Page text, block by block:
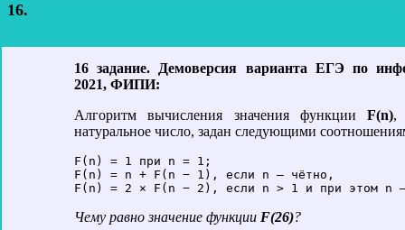
16.
16 задание. Демоверсия варианта ЕГЭ по
2021, ФИПИ:
Алгоритм вычисления значения функции F(n),
натуральное число, задан следующими
F(n) = 1 при n = 1;
F(n) = n + F(n − 1), если n – чётно,
F(n) = 2 × F(n − 2), если n > 1 и при этом n –
Чему равно значение функции F(26)?